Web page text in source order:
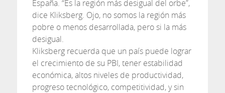
España. “Es la región más desigual del orbe”,
dice Kliksberg. Ojo, no somos la región más
pobre o menos desarrollada, pero si la más
desigual.
Kliksberg recuerda que un país puede lograr
el crecimiento de su PBI, tener estabilidad
económica, altos niveles de productividad,
progreso tecnológico, competitividad, y sin